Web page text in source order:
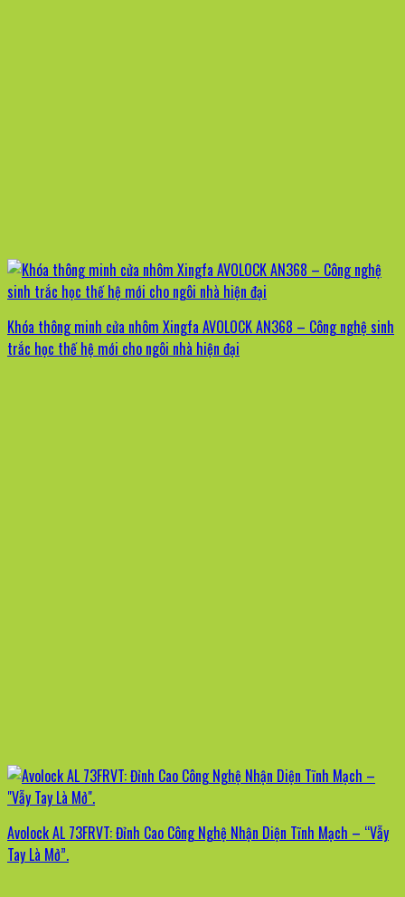
Khóa thông minh cửa nhôm Xingfa AVOLOCK AN368 – Công nghệ sinh
trắc học thế hệ mới cho ngôi nhà hiện đại
Avolock AL 73FRVT: Đỉnh Cao Công Nghệ Nhận Diện Tĩnh Mạch – “Vẫy
Tay Là Mở”.